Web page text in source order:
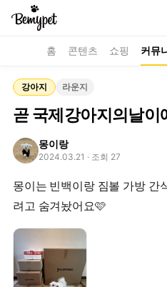
홈 콘텐츠 쇼핑 커뮤
강아지 라운지
곧 국제강아지의날이
몽이랑
2024.03.21 · 조회 27
몽이는 빈백이랑 짐볼 가방 간
려고 숨겨놨어요🩷